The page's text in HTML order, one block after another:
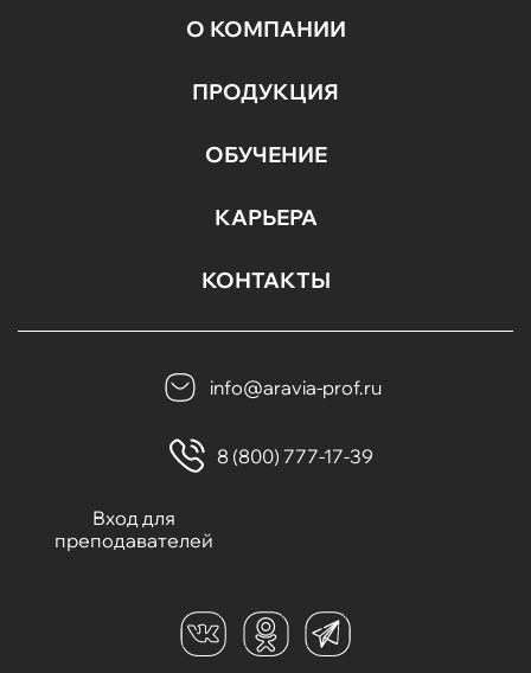
О КОМПАНИИ
ПРОДУКЦИЯ
ОБУЧЕНИЕ
КАРЬЕРА
КОНТАКТЫ
info@aravia-prof.ru
8 (800) 777-17-39
Вход для
преподавателей